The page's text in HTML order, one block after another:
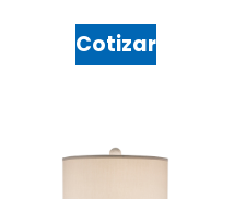
Cotizar